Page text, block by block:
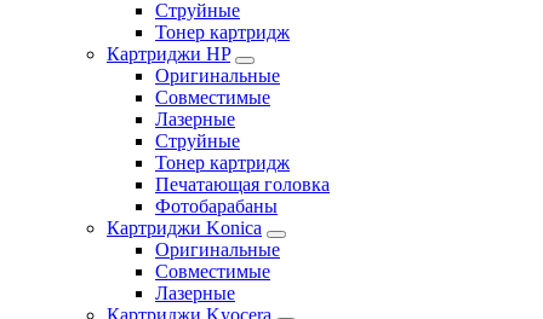
Струйные
Тонер картридж
Картриджи HP
Оригинальные
Совместимые
Лазерные
Струйные
Тонер картридж
Печатающая головка
Фотобарабаны
Картриджи Konica
Оригинальные
Совместимые
Лазерные
Картриджи Kyocera